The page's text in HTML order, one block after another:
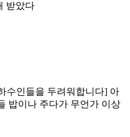
받았다
수인들을 두려워합니다] 아
밥이나 주다가 무언가 이상